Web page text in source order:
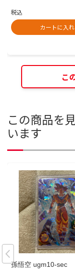
税込
カートに入
こ
この商品を
います
孫悟空 ugm10-sec